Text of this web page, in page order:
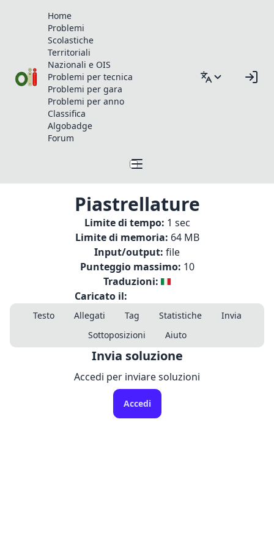
Home
Problemi
Scolastiche
Territoriali
Nazionali e OIS
Problemi per tecnica
Problemi per gara
Problemi per anno
Classifica
Algobadge
Forum
Piastrellature
Limite di tempo: 1 sec
Limite di memoria: 64 MB
Input/output: file
Punteggio massimo: 10
Traduzioni:
Caricato il:
Testo Allegati Tag Statistiche
Invia
Sottoposizioni
Aiuto
Invia soluzione
Accedi per inviare soluzioni
Accedi